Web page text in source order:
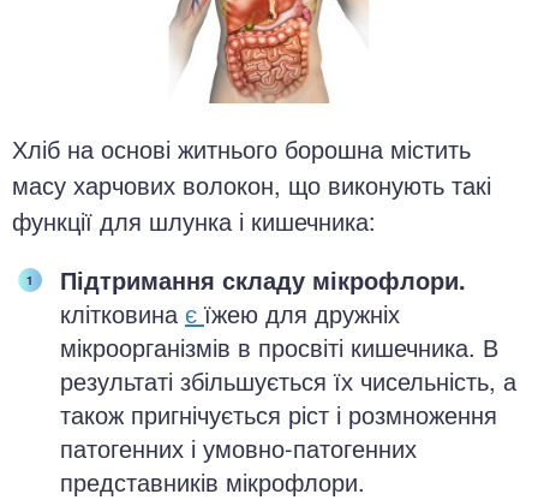
Хліб на основі житнього борошна містить
масу харчових волокон, що виконують такі
функції для шлунка і кишечника:
Підтримання складу мікрофлори.
клітковина є їжею для дружніх
мікроорганізмів в просвіті кишечника. В
результаті збільшується їх чисельність, а
також пригнічується ріст і розмноження
патогенних і умовно-патогенних
представників мікрофлори.